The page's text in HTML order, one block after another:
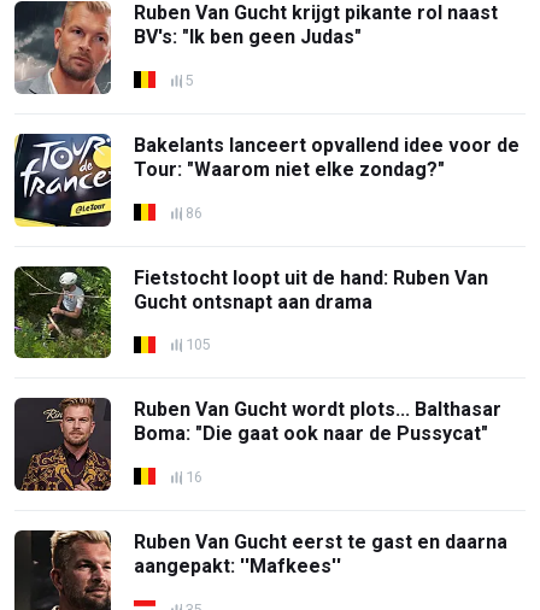
Ruben Van Gucht krijgt pikante rol naast
BV's: "Ik ben geen Judas"
5
Bakelants lanceert opvallend idee voor de
Tour: "Waarom niet elke zondag?"
86
Fietstocht loopt uit de hand: Ruben Van
Gucht ontsnapt aan drama
105
Ruben Van Gucht wordt plots... Balthasar
Boma: "Die gaat ook naar de Pussycat"
16
Ruben Van Gucht eerst te gast en daarna
aangepakt: ''Mafkees''